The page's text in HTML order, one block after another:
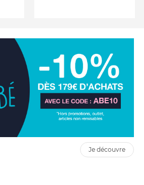
je découvre